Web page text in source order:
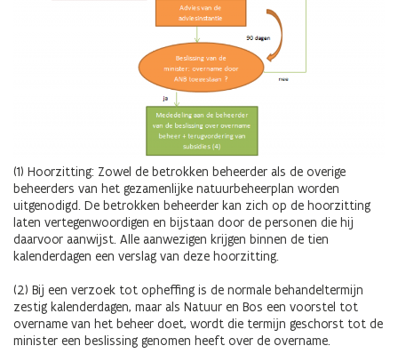
(1) Hoorzitting: Zowel de betrokken beheerder als de overige
beheerders van het gezamenlijke natuurbeheerplan worden
uitgenodigd. De betrokken beheerder kan zich op de hoorzitting
laten vertegenwoordigen en bijstaan door de personen die hij
daarvoor aanwijst. Alle aanwezigen krijgen binnen de tien
kalenderdagen een verslag van deze hoorzitting.
(2) Bij een verzoek tot opheffing is de normale behandeltermijn
zestig kalenderdagen, maar als Natuur en Bos een voorstel tot
overname van het beheer doet, wordt die termijn geschorst tot de
minister een beslissing genomen heeft over de overname.